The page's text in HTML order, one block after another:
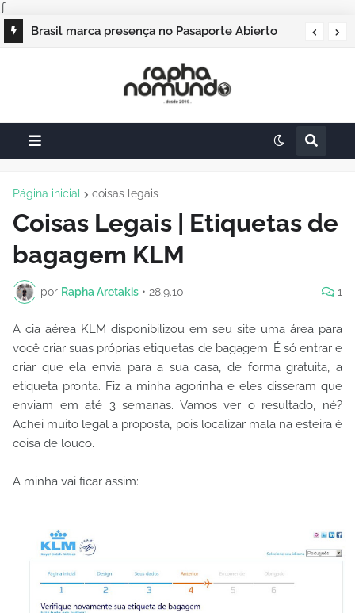
ƒ
Brasil marca presença no Pasaporte Abierto
Campos do Jordão vai sediar o Pasaporte
Página inicial coisas legais
Coisas Legais | Etiquetas de
bagagem KLM
por Rapha Aretakis • 28.9.10 1
A cia aérea KLM disponibilizou em seu site uma área para
você criar suas próprias etiquetas de bagagem. É só entrar e
criar que ela envia para a sua casa, de forma gratuita, a
etiqueta pronta. Fiz a minha agorinha e eles disseram que
enviam em até 3 semanas. Vamos ver o resultado, né?
Achei muito legal a proposta, pois localizar mala na esteira é
coisa de louco.
A minha vai ficar assim: